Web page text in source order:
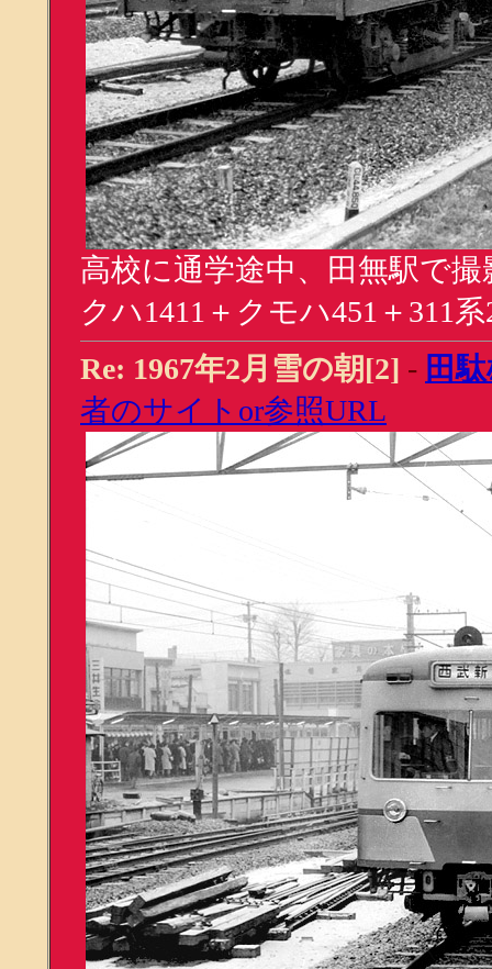
高校に通学途中、田無駅で撮
クハ1411＋クモハ451＋311
Re: 1967年2月雪の朝[2] - 田
者のサイトor参照URL